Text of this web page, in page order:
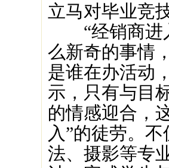
立马对毕业竞
“经销商进
么新奇的事情
是谁在办活动
示，只有与目
的情感迎合，
入”的徒劳。
法、摄影等专